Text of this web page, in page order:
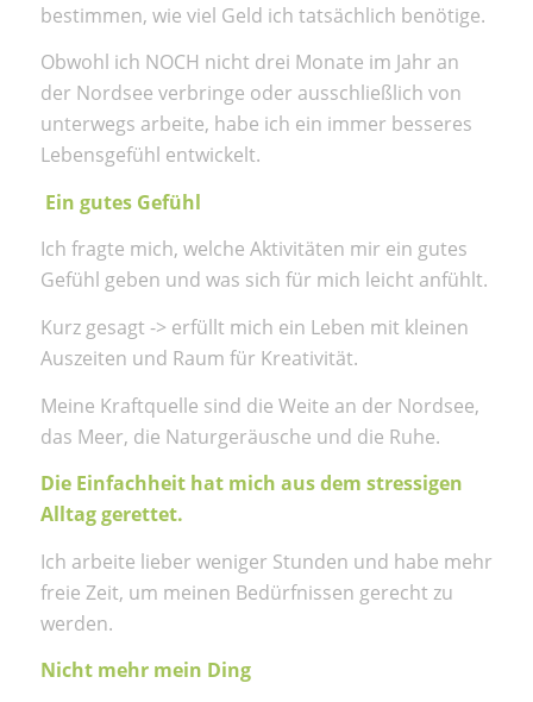
bestimmen, wie viel Geld ich tatsächlich benötige.
Obwohl ich NOCH nicht drei Monate im Jahr an
der Nordsee verbringe oder ausschließlich von
unterwegs arbeite, habe ich ein immer besseres
Lebensgefühl entwickelt.
Ein gutes Gefühl
Ich fragte mich, welche Aktivitäten mir ein gutes
Gefühl geben und was sich für mich leicht anfühlt.
Kurz gesagt -> erfüllt mich ein Leben mit kleinen
Auszeiten und Raum für Kreativität.
Meine Kraftquelle sind die Weite an der Nordsee,
das Meer, die Naturgeräusche und die Ruhe.
Die Einfachheit hat mich aus dem stressigen
Alltag gerettet.
Ich arbeite lieber weniger Stunden und habe mehr
freie Zeit, um meinen Bedürfnissen gerecht zu
werden.
Nicht mehr mein Ding